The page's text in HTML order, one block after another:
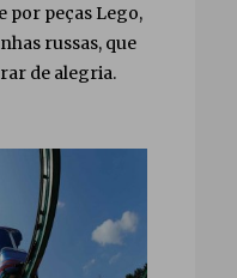
por peças Lego,
russas, que
de alegria.